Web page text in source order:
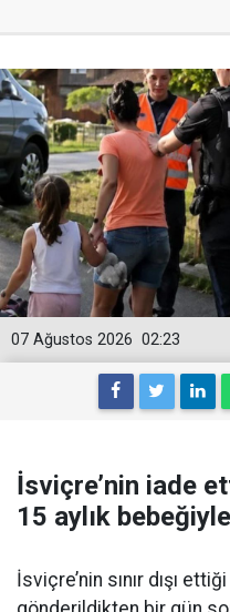
02:23
07 Ağustos 2026
İsviçre’nin iade
15 aylık
İsviçre’nin sınır dışı